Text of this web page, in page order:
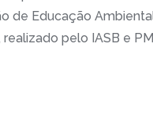
de Educação
realizado pelo IASB e